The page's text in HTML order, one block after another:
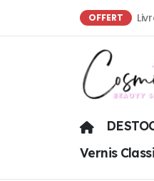
OFFERT
Vernis